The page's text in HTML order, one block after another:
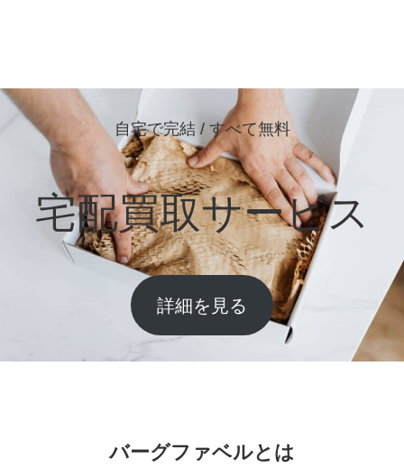
自宅で完結 / すべて無料
宅配買取サービス
詳細を見る
バーグファベルとは